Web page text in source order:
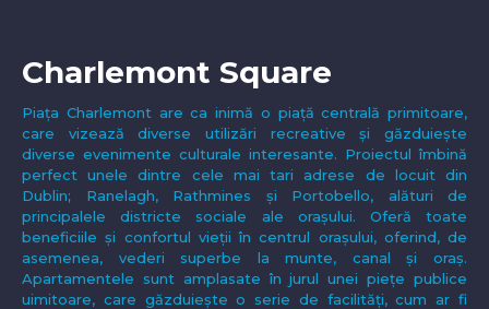
Charlemont Square
Piața Charlemont are ca inimă o piață centrală primitoare,
care vizează diverse utilizări recreative și găzduiește
diverse evenimente culturale interesante. Proiectul îmbină
perfect unele dintre cele mai tari adrese de locuit din
Dublin; Ranelagh, Rathmines și Portobello, alături de
principalele districte sociale ale orașului. Oferă toate
beneficiile și confortul vieții în centrul orașului, oferind, de
asemenea, vederi superbe la munte, canal și oraș.
Apartamentele sunt amplasate în jurul unei piețe publice
uimitoare, care găzduiește o serie de facilități, cum ar fi